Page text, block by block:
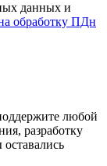
данных и
обработку ПДн
любой
разработку